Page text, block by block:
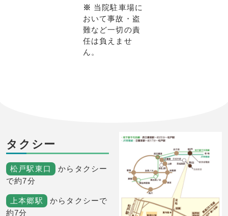
※ 当院駐車場に
おいて事故・盗
難など一切の責
任は負えませ
ん。
タクシー
松戸駅東口
からタクシー
で約7分
上本郷駅 からタクシーで
約7分